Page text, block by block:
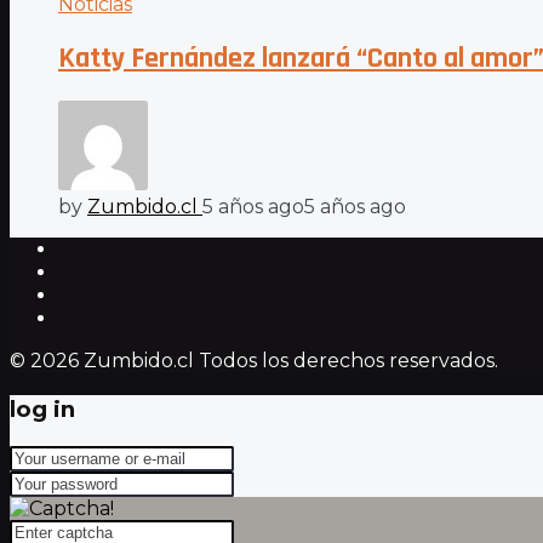
Katty Fernández lanzará “Canto al
by Zumbido.cl 5 años ago5 años ago
© 2026 Zumbido.cl Todos los derechos reservados.
log in